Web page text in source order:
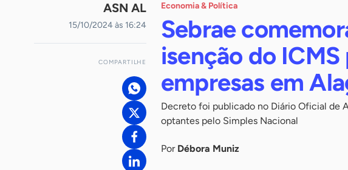
ASN AL
15/10/2024 às 16:24
COMPARTILHE
Economia & Política
Sebrae
isenção do
empresas em
Decreto foi publicado no Diário Oficial de
optantes pelo Simples Nacional
Por Débora Muniz